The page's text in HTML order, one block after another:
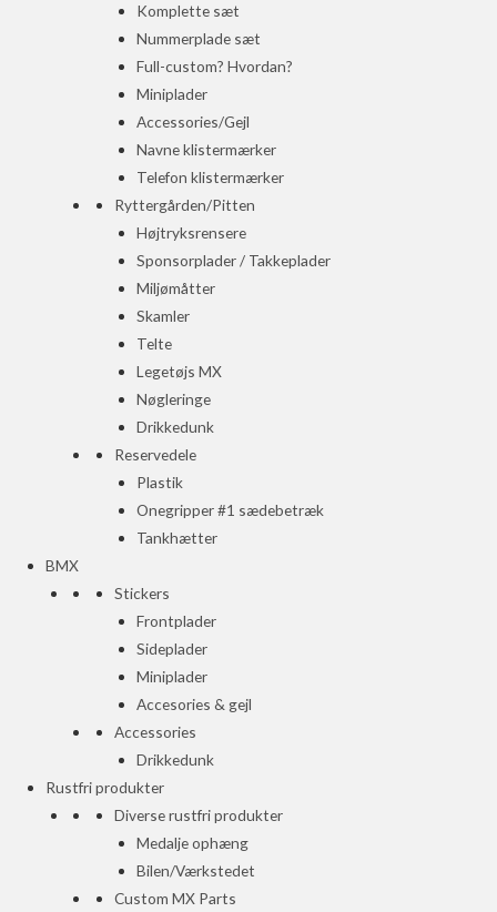
Komplette sæt
Nummerplade sæt
Full-custom? Hvordan?
Miniplader
Accessories/Gejl
Navne klistermærker
Telefon klistermærker
Ryttergården/Pitten
Højtryksrensere
Sponsorplader / Takkeplader
Miljømåtter
Skamler
Telte
Legetøjs MX
Nøgleringe
Drikkedunk
Reservedele
Plastik
Onegripper #1 sædebetræk
Tankhætter
BMX
Stickers
Frontplader
Sideplader
Miniplader
Accesories & gejl
Accessories
Drikkedunk
Rustfri produkter
Diverse rustfri produkter
Medalje ophæng
Bilen/Værkstedet
Custom MX Parts